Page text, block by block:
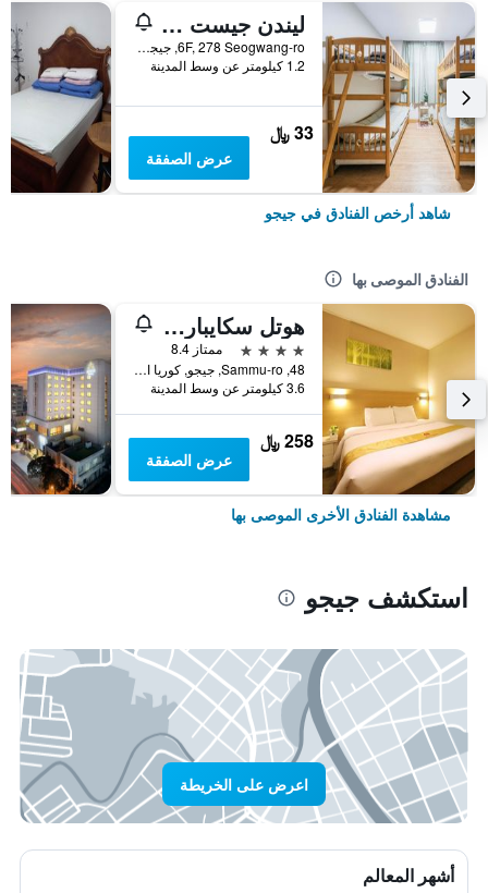
ليندن جيست هاوس
6F, 278 Seogwang-ro, جيجو, كوريا الجنوبية
1.2 كيلومتر عن وسط المدينة
33 ﷼
عرض الصفقة
شاهد أرخص الفنادق في جيجو
الفنادق الموصى بها
هوتل سكايبارك جيجو 1
4 نجوم
ممتاز 8.4
48, Sammu-ro, جيجو, كوريا الجنوبية
3.6 كيلومتر عن وسط المدينة
258 ﷼
عرض الصفقة
مشاهدة الفنادق الأخرى الموصى بها
استكشف جيجو
اعرض على الخريطة
أشهر المعالم